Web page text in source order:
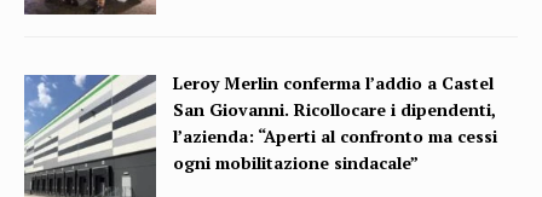
Leroy Merlin conferma l’addio a Castel
San Giovanni. Ricollocare i dipendenti,
l’azienda: “Aperti al confronto ma cessi
ogni mobilitazione sindacale”